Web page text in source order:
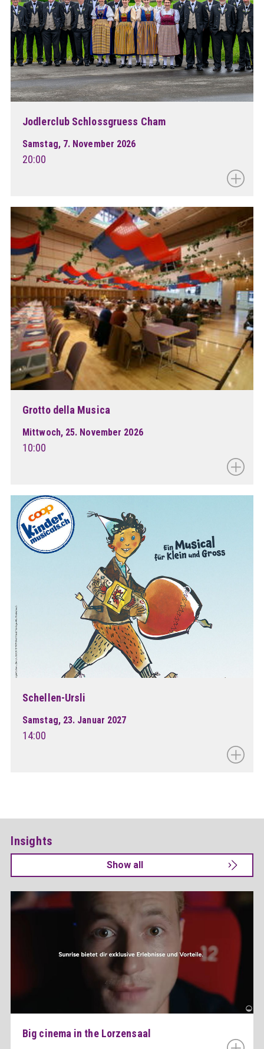
Jodlerclub Schlossgruess Cham
Samstag, 7. November 2026
20:00
Grotto della Musica
Mittwoch, 25. November 2026
10:00
Schellen-Ursli
Samstag, 23. Januar 2027
14:00
Insights
Show all
Big cinema in the Lorzensaal